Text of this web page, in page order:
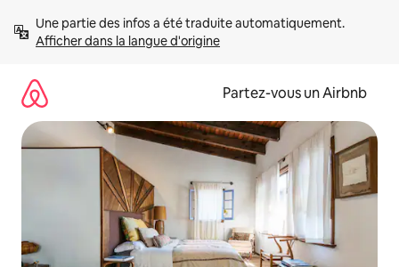
directement
Afficher dans la langue d'origine
Partez-vous un Airbnb